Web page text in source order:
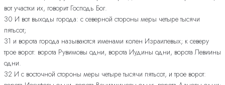
вот участки их, говорит Господь Бог.
30 И вот выходы города: с северной стороны меры четыре тысячи
пятьсот;
31 и ворота города называются именами колен Израилевых; к северу
трое ворот: ворота Рувимовы одни, ворота Иудины одни, ворота Левиины
одни.
32 И с восточной стороны меры четыре тысячи пятьсот, и трое ворот: